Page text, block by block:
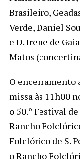
Brasileiro,
Verde, Daniel
e D. Irene de
Matos
O encerramento
missa às 11h00
o 50.º Festival
Rancho
Folclórico de S.
o Rancho